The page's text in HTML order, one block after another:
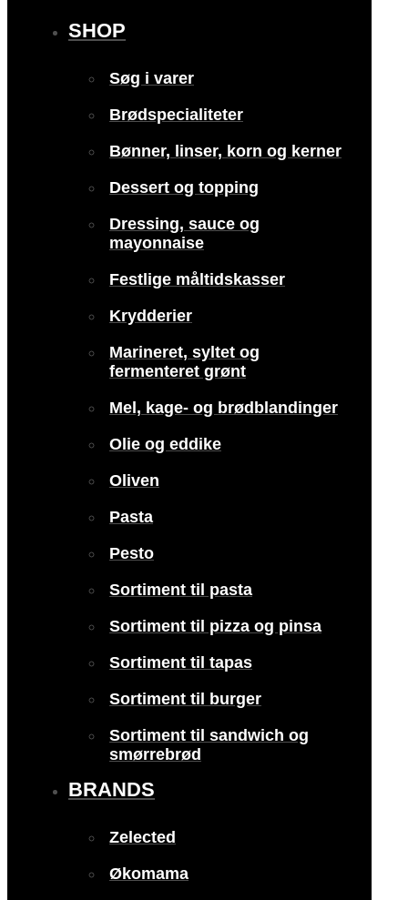
SHOP
Søg i varer
Brødspecialiteter
Bønner, linser, korn og kerner
Dessert og topping
Dressing, sauce og
mayonnaise
Festlige måltidskasser
Krydderier
Marineret, syltet og
fermenteret grønt
Mel, kage- og brødblandinger
Olie og eddike
Oliven
Pasta
Pesto
Sortiment til pasta
Sortiment til pizza og pinsa
Sortiment til tapas
Sortiment til burger
Sortiment til sandwich og
smørrebrød
BRANDS
Zelected
Økomama